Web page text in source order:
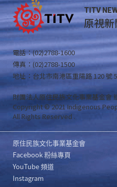
TITV
原視
電話：(02)2788-1600
傳真：(02)2788-1500
地址：台北市南港區重陽路 120 號
財團法人原住民族文化事業基金會
Copyright © 2021 Indigenous
All Rights Reserved .
原住民族文化事業基金會
Facebook 粉絲專頁
YouTube 頻道
Instagram